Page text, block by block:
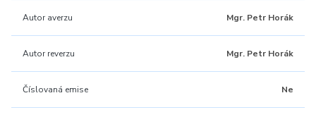
Autor averzu Mgr. Petr Horák
Autor reverzu Mgr. Petr Horák
Číslovaná emise Ne